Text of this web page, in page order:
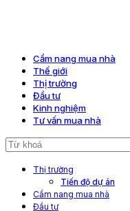
Cẩm nang mua nhà
Thế giới
Thị trường
Đầu tư
Kinh nghiệm
Tư vấn mua nhà
Thị trường
Tiến độ dự án
Cẩm nang mua nhà
Đầu tư